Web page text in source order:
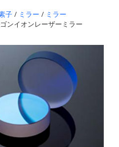
子 / ミラー / ミラー
ンイオンレーザーミラー